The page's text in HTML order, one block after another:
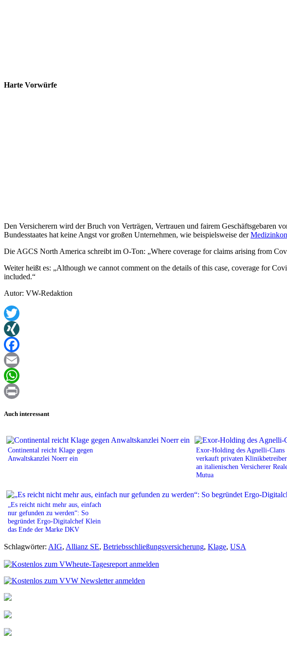
Harte Vorwürfe
Den Versicherern wird der Bruch von Verträgen, Vertrauen und fairem Geschäftsgebaren
Bundesstaates hat keine Angst vor großen Unternehmen, wie beispielsweise der
Die AGCS North America schreibt im O-Ton: „Where coverage for claims arising from
Weiter heißt es: „Although we cannot comment on the details of this case, coverage for
included.“
Autor: VW-Redaktion
Twitter
XING
Facebook
Email
WhatsApp
Auch interessant
Continental reicht Klage gegen
Anwaltskanzlei Noerr ein
Exor-Holding des Agnelli-Clans
verkauft privaten Klinikbetreiber
an italienischen Versicherer
Mutua
„Es reicht nicht mehr aus, einfach
nur gefunden zu werden“: So
begründet Ergo-Digitalchef Klein
das Ende der Marke DKV
Schlagwörter: AIG, Allianz SE, Betriebsschließungsversicherung, Klage, USA